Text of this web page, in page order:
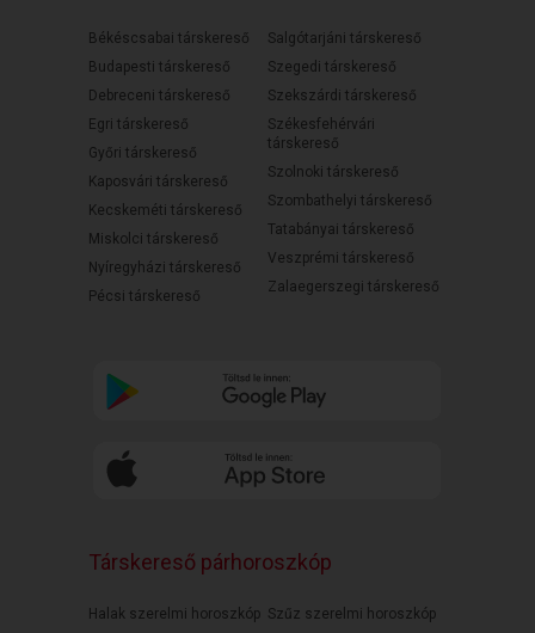
Békéscsabai társkereső
Budapesti társkereső
Debreceni társkereső
Egri társkereső
Győri társkereső
Kaposvári társkereső
Kecskeméti társkereső
Miskolci társkereső
Nyíregyházi társkereső
Pécsi társkereső
Salgótarjáni társkereső
Szegedi társkereső
Szekszárdi társkereső
Székesfehérvári
társkereső
Szolnoki társkereső
Szombathelyi társkereső
Tatabányai társkereső
Veszprémi társkereső
Zalaegerszegi társkereső
Társkereső párhoroszkóp
Halak szerelmi horoszkóp Szűz szerelmi horoszkóp